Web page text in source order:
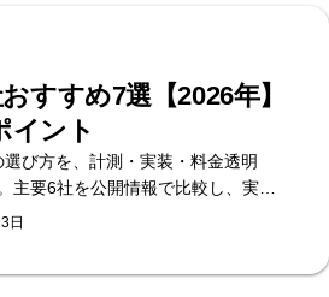
すすめ7選【2026年】
イント
び方を、計測・実装・料金透明
主要6社を公開情報で比較し、実装
準をまとめます。無料のAI可視性診
日